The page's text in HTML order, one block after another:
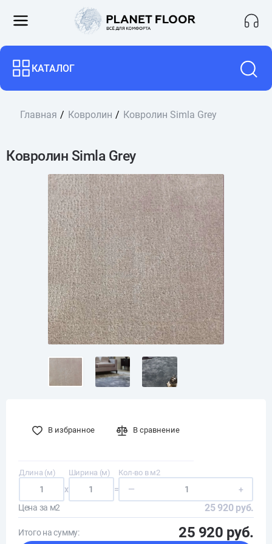
КАТАЛОГ
Главная Ковролин Ковролин Simla Grey
Ковролин Simla Grey
В избранное В сравнение
Длина (м)
x
Ширина (м)
=
Кол-во в м2
—
+
Цена за м2
25 920 руб.
Итого на сумму: 25 920 руб.